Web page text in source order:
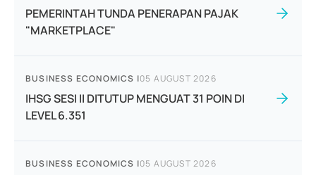
PEMERINTAH TUNDA PENERAPAN PAJAK
"MARKETPLACE"
BUSINESS ECONOMICS |05 AUGUST 2026
IHSG SESI II DITUTUP MENGUAT 31 POIN DI
LEVEL 6.351
BUSINESS ECONOMICS |05 AUGUST 2026